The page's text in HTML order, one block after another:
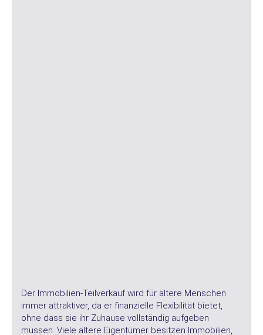
Der Immobilien-Teilverkauf wird für ältere Menschen
immer attraktiver, da er finanzielle Flexibilität bietet,
ohne dass sie ihr Zuhause vollständig aufgeben
müssen. Viele ältere Eigentümer besitzen Immobilien,